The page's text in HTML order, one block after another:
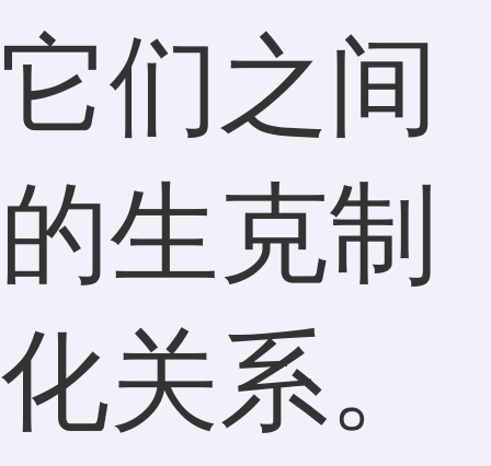
它们之间
的生克制
化关系。